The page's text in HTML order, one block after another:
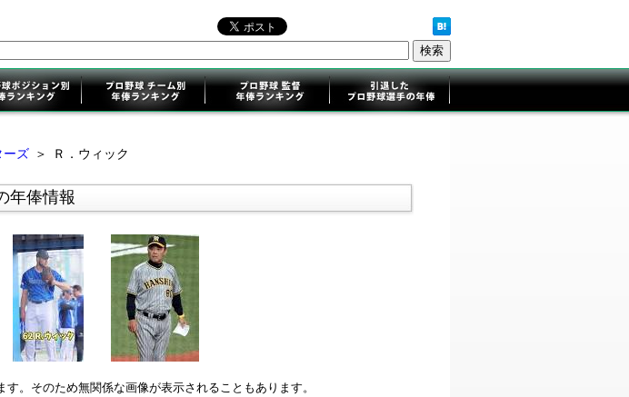
ーズ ＞ Ｒ．ウィック
年俸情報
。そのため無関係な画像が表示されることもあります。